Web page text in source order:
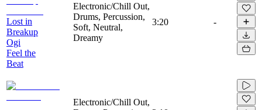
Lost in
Breakup
Ogi
Feel the
Beat
Electronic/Chill Out,
Drums, Percussion,
Soft, Neutral,
Dreamy
3:20 -
Electronic/Chill Out,